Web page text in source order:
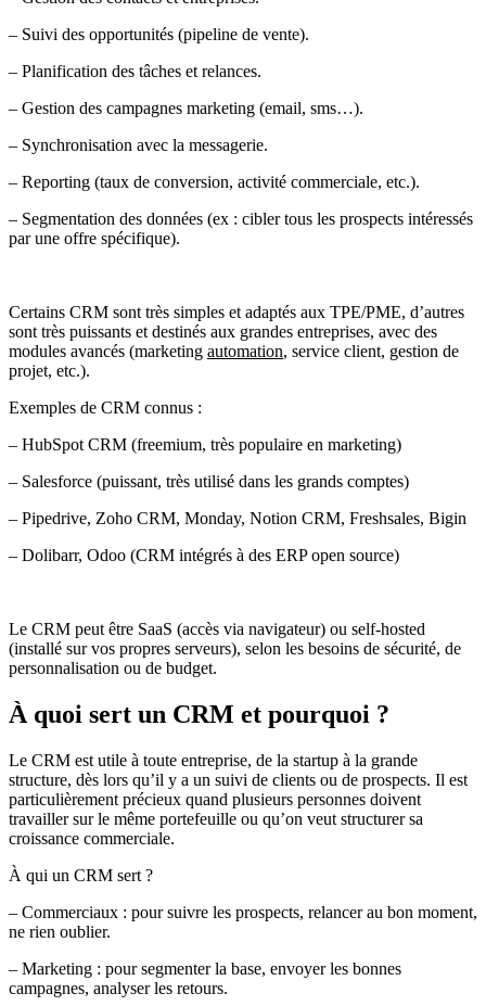
– Suivi des opportunités (pipeline de vente).
– Planification des tâches et relances.
– Gestion des campagnes marketing (email, sms…).
– Synchronisation avec la messagerie.
– Reporting (taux de conversion, activité commerciale, etc.).
– Segmentation des données (ex : cibler tous les prospects intéressés
par une offre spécifique).
Certains CRM sont très simples et adaptés aux TPE/PME, d’autres
sont très puissants et destinés aux grandes entreprises, avec des
modules avancés (marketing automation, service client, gestion de
projet, etc.).
Exemples de CRM connus :
– HubSpot CRM (freemium, très populaire en marketing)
– Salesforce (puissant, très utilisé dans les grands comptes)
– Pipedrive, Zoho CRM, Monday, Notion CRM, Freshsales, Bigin
– Dolibarr, Odoo (CRM intégrés à des ERP open source)
Le CRM peut être SaaS (accès via navigateur) ou self-hosted
(installé sur vos propres serveurs), selon les besoins de sécurité, de
personnalisation ou de budget.
À quoi sert un CRM et pourquoi ?
Le CRM est utile à toute entreprise, de la startup à la grande
structure, dès lors qu’il y a un suivi de clients ou de prospects. Il est
particulièrement précieux quand plusieurs personnes doivent
travailler sur le même portefeuille ou qu’on veut structurer sa
croissance commerciale.
À qui un CRM sert ?
– Commerciaux : pour suivre les prospects, relancer au bon moment,
ne rien oublier.
– Marketing : pour segmenter la base, envoyer les bonnes
campagnes, analyser les retours.